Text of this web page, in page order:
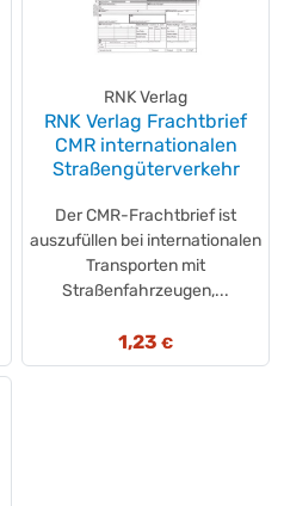
RNK Verlag
RNK Verlag Frachtbrief
CMR internationalen
Straßengüterverkehr
Der CMR-Frachtbrief ist
auszufüllen bei internationalen
Transporten mit
Straßenfahrzeugen,...
1,23 €